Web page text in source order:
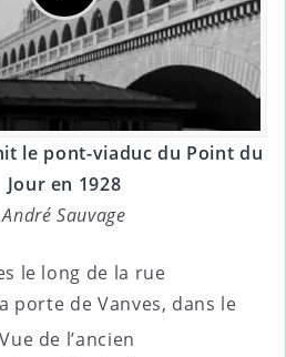
le pont-viaduc du Point du
Jour en 1928
André Sauvage
le long de la rue
porte de Vanves, dans le
de l’ancien